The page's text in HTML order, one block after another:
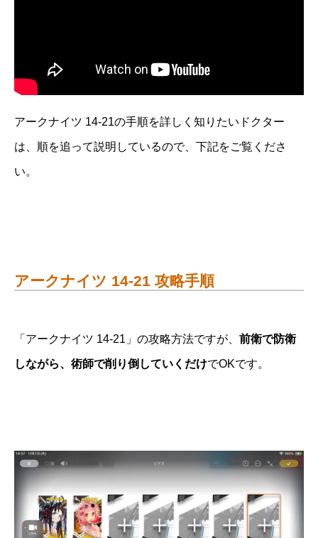
アークナイツ 14-21の手順を詳しく知りたいドクター
は、順を追って説明しているので、下記をご覧くださ
い。
アークナイツ 14-21 攻略手順
「アークナイツ 14-21」の攻略方法ですが、 前衛で防衛
しながら、術師で削り倒していくだけでOKです。